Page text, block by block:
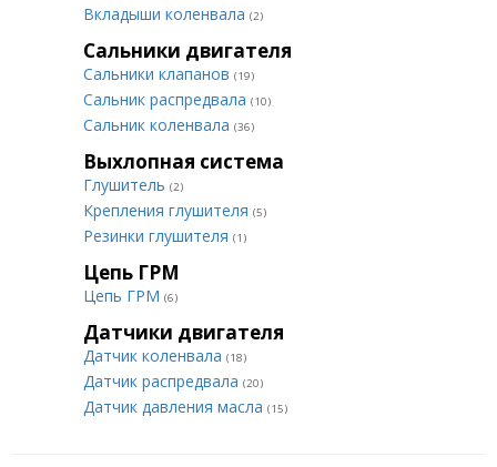
Вкладыши коленвала (2)
Сальники двигателя
Сальники клапанов (19)
Сальник распредвала (10)
Сальник коленвала (36)
Выхлопная система
Глушитель (2)
Крепления глушителя (5)
Резинки глушителя (1)
Цепь ГРМ
Цепь ГРМ (6)
Датчики двигателя
Датчик коленвала (18)
Датчик распредвала (20)
Датчик давления масла (15)